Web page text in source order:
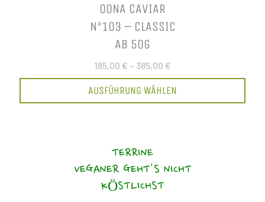
OONA CAVIAR
N°103 – CLASSIC
AB 50G
185,00 € – 385,00 €
AUSFÜHRUNG WÄHLEN
TERRINE
VEGANER GEHT'S NICHT
KÖSTLICHST